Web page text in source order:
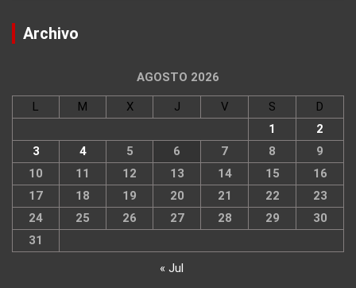
Archivo
AGOSTO 2026
L M X J V S
D
1
2
3
4 5 6 7 8
9
10
11 12 13 14 15
16
17
18 19 20 21 22
23
24
25 26 27 28 29
30
31
« Jul